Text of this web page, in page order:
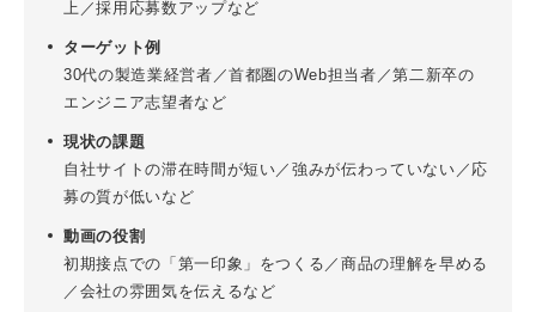
上／採用応募数アップなど
ターゲット例
30代の製造業経営者／首都圏のWeb担当者／第二新卒の
エンジニア志望者など
現状の課題
自社サイトの滞在時間が短い／強みが伝わっていない／応
募の質が低いなど
動画の役割
初期接点での「第一印象」をつくる／商品の理解を早める
／会社の雰囲気を伝えるなど